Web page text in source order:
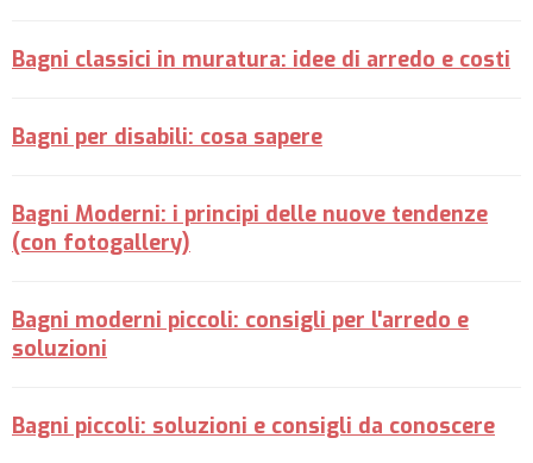
Bagni classici in muratura: idee di arredo e costi
Bagni per disabili: cosa sapere
Bagni Moderni: i principi delle nuove tendenze
(con fotogallery)
Bagni moderni piccoli: consigli per l'arredo e
soluzioni
Bagni piccoli: soluzioni e consigli da conoscere